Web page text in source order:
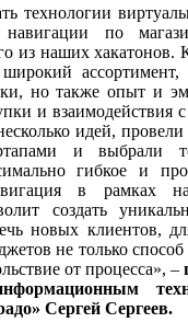
технологии
навигации по
из наших
но также опыт и
и взаимодействия
идей,
и выбрали
гибкое и
в рамках
создать
новых клиентов,
не только
от процесса», –
Сергей Сергеев.